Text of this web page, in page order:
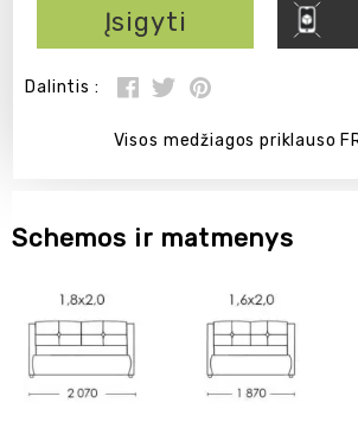
Įsigyti
Dalintis :
Visos medžiagos priklauso
Schemos ir matmenys